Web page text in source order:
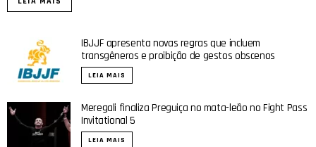
IBJJF apresenta novas regras que incluem
transgêneros e proibição de gestos obscenos
LEIA MAIS
Meregali finaliza Preguiça no mata-leão no Fight Pass
Invitational 5
LEIA MAIS